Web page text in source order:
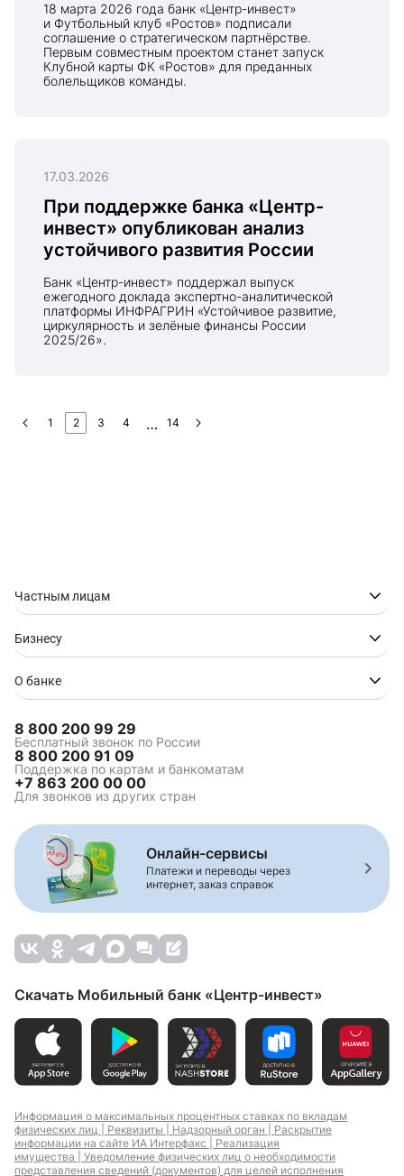
18 марта 2026 года банк «Центр-инвест»
и Футбольный клуб «Ростов» подписали
соглашение о стратегическом партнёрстве.
Первым совместным проектом станет запуск
Клубной карты ФК «Ростов» для преданных
болельщиков команды.
17.03.2026
При поддержке банка «Центр-
инвест» опубликован анализ
устойчивого развития России
Банк «Центр-инвест» поддержал выпуск
ежегодного доклада экспертно-аналитической
платформы ИНФРАГРИН «Устойчивое развитие,
циркулярность и зелёные финансы России
2025/26».
1 2 3 4 14
Частным лицам
Бизнесу
О банке
8 800 200 99 29
Бесплатный звонок по России
8 800 200 91 09
Поддержка по картам и банкоматам
+7 863 200 00 00
Для звонков из других стран
Онлайн-сервисы
Платежи и переводы через
интернет, заказ справок
Скачать Мобильный банк «Центр-инвест»
Информация о максимальных процентных ставках по вкладам
физических лиц | Реквизиты | Надзорный орган | Раскрытие
информации на сайте ИА Интерфакс | Реализация
имущества | Уведомление физических лиц о необходимости
представления сведений (документов) для целей исполнения